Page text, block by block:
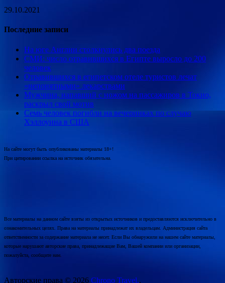
29.10.2021
Последние записи
На юге Англии столкнулись два поезда
СМИ: число отравившихся в Египте выросло до 200
человек
Отравившихся в египетском отеле туристов лечат
«непонятными» лекарствами
Мужчина, напавший с ножом на пассажиров в Токио,
раскрыл свой мотив
Семь человек погибли на вечеринках по случаю
Хэллоуина в США
На сайте могут быть опубликованы материалы 18+!
При цитировании ссылка на источник обязательна.
Все материалы на данном сайте взяты из открытых источников и предоставляются исключительно в
ознакомительных целях. Права на материалы принадлежат их владельцам. Администрация сайта
ответственности за содержание материала не несет. Если Вы обнаружили на нашем сайте материалы,
которые нарушают авторские права, принадлежащие Вам, Вашей компании или организации,
пожалуйста, сообщите нам.
Авторские права © 2026 Chrono Travel..